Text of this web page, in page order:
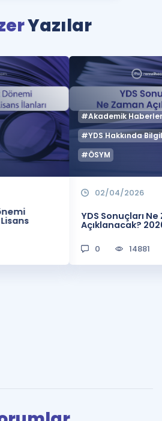
Yazılar
#Akademik
#YDS Hakkında
#ÖSYM
02/04/2026
YDS Sonuçları
Açıklanacak?
0 14881